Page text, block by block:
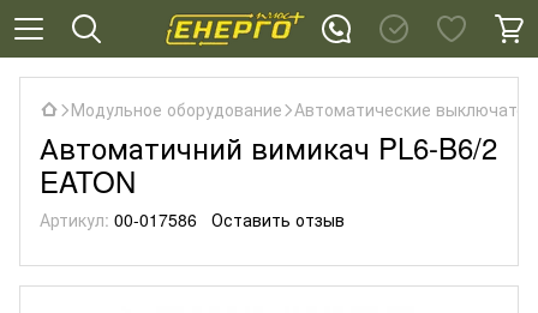
Модульное оборудование Автоматические
Автоматичний вимикач PL6-B6/2
EATON
Артикул: 00-017586 Оставить отзыв